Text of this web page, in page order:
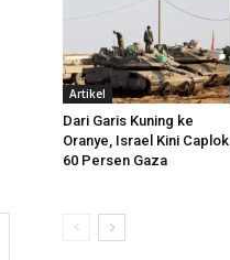
Artikel
Dari Garis Kuning ke
Oranye, Israel Kini Caplok
60 Persen Gaza